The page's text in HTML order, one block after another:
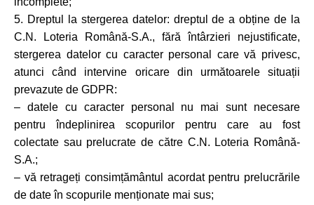
5. Dreptul la stergerea datelor: dreptul de a obține de la
C.N. Loteria Română-S.A., fără întârzieri nejustificate,
stergerea datelor cu caracter personal care vă privesc,
atunci când intervine oricare din următoarele situații
prevazute de GDPR:
– datele cu caracter personal nu mai sunt necesare
pentru îndeplinirea scopurilor pentru care au fost
colectate sau prelucrate de către C.N. Loteria Română-
S.A.;
– vă retrageți consimțământul acordat pentru prelucrările
de date în scopurile menționate mai sus;